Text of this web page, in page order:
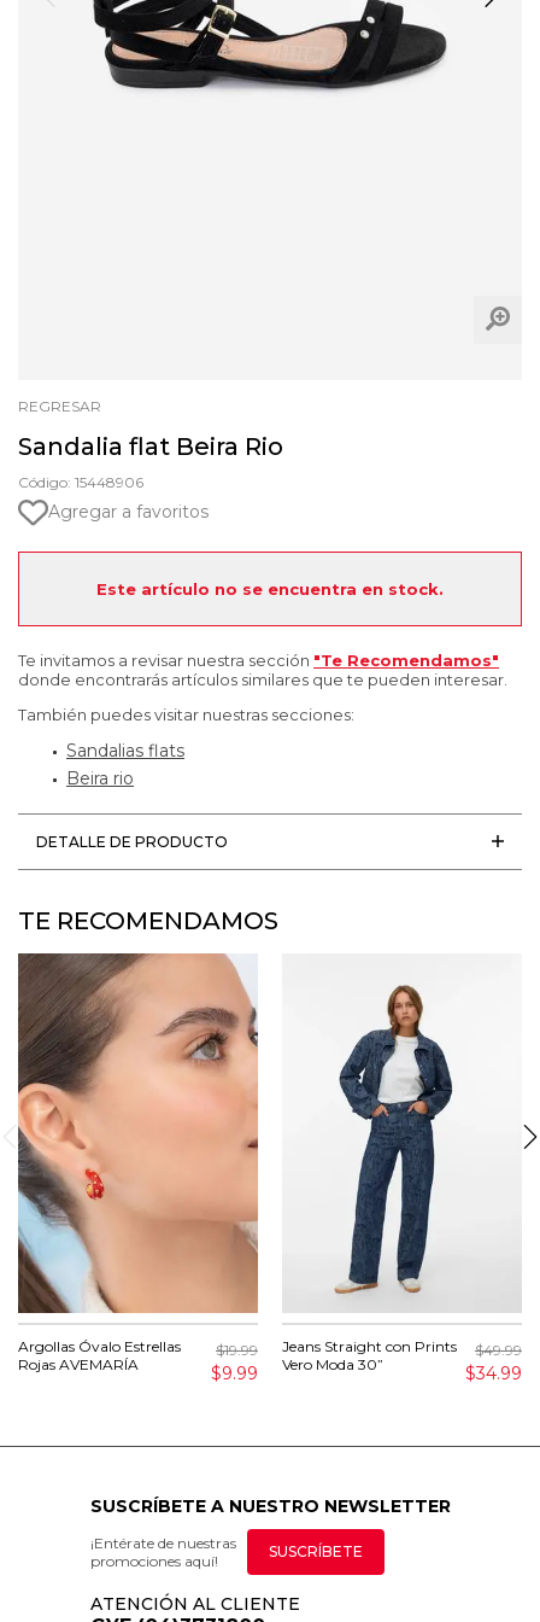
REGRESAR
Sandalia flat Beira Rio
Código: 15448906
Agregar a favoritos
Este artículo no se encuentra en stock.
Te invitamos a revisar nuestra sección "Te Recomendamos"
donde encontrarás artículos similares que te pueden interesar.
También puedes visitar nuestras secciones:
Sandalias flats
Beira rio
DETALLE DE PRODUCTO
TE RECOMENDAMOS
Argollas Óvalo Estrellas
Rojas AVEMARÍA
$19.99
$9.99
Jeans Straight con Prints
Vero Moda 30”
$49.99
$34.99
SUSCRÍBETE A NUESTRO NEWSLETTER
¡Entérate de nuestras
promociones aquí!
SUSCRÍBETE
ATENCIÓN AL CLIENTE